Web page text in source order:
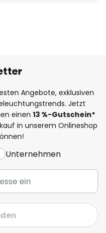
Angebote, exklusiven
Jetzt
einen 13 %-Gutschein*
in unserem Onlineshop
Unternehmen